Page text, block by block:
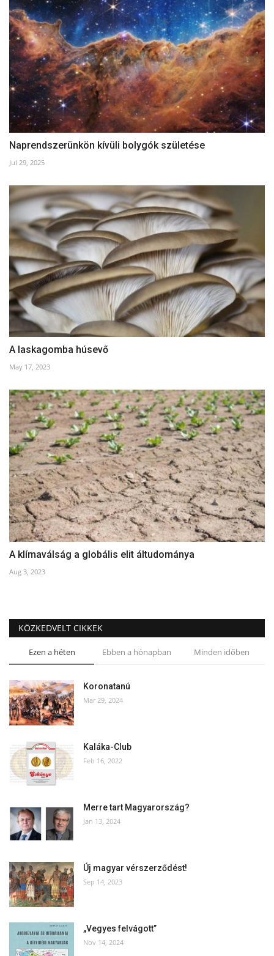
Naprendszerünkön kívüli bolygók születése
Jul 29, 2025
A laskagomba húsevő
May 17, 2023
A klímaválság a globális elit áltudománya
Aug 3, 2023
KÖZKEDVELT CIKKEK
Ezen a héten Ebben a hónapban Minden időben
Koronatanú
Mar 29, 2024
Kaláka-Club
Feb 16, 2022
Merre tart Magyarország?
Jan 13, 2024
Új magyar vérszerződést!
Sep 14, 2023
„Vegyes felvágott”
Nov 14, 2024